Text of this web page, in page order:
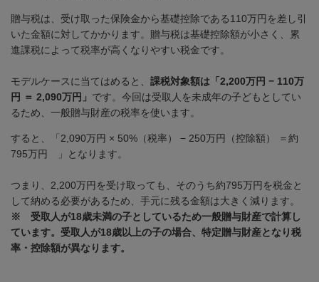
贈与税は、受け取った保険金から基礎控除である110万円を差し引
いた金額に対してかかります。贈与税は基礎控除額が小さく、累
進課税によって税率が高くなりやすい税金です。
モデルケースに当てはめると、 課税対象額は「2,200万円 − 110万
円 ＝ 2,090万円」 です。今回は受取人を未成年の子どもとしてい
るため、一般贈与財産の税率を使います。
すると、「 2,090万円 × 50% （税率） − 250万円（控除額） ＝約
795万円 」となります。
つまり、 2,200万円を受け取っても、そのうち約795万円を税金と
して納める必要があるため、手元に残る金額は大きく減ります。
※ 受取人が18歳未満の子としているため一般贈与財産で計算し
ています。受取人が18歳以上の子の場合、特定贈与財産となり税
率・控除額が異なります。